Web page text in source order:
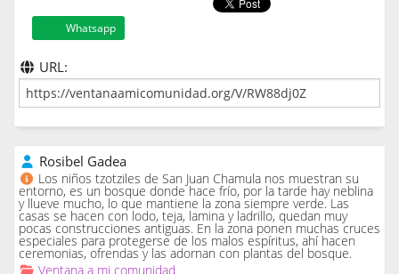
Whatsapp
URL:
Rosibel Gadea
Los niños tzotziles de San Juan Chamula nos muestran su
entorno, es un bosque donde hace frío, por la tarde hay neblina
y llueve mucho, lo que mantiene la zona siempre verde. Las
casas se hacen con lodo, teja, lamina y ladrillo, quedan muy
pocas construcciones antiguas. En la zona ponen muchas cruces
especiales para protegerse de los malos espíritus, ahí hacen
ceremonias, ofrendas y las adornan con plantas del bosque.
Ventana a mi comunidad